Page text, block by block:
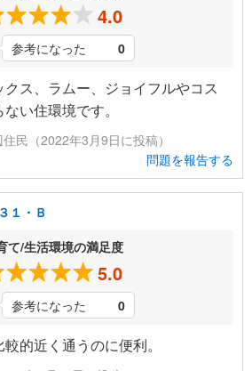
4.0
参考になった 0
ス、ラムー、ジョイフルやコス
い住環境です。
民（2022年3月9日に投稿）
問題を報告する
１・Ｂ
て/生活環境の満足度
5.0
参考になった 0
的近く通うのに便利。